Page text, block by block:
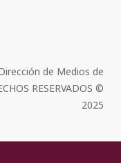
de Medios de
RESERVADOS ©
2025